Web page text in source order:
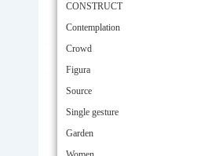
CONSTRUCT
Contemplation
Crowd
Figura
Source
Single gesture
Garden